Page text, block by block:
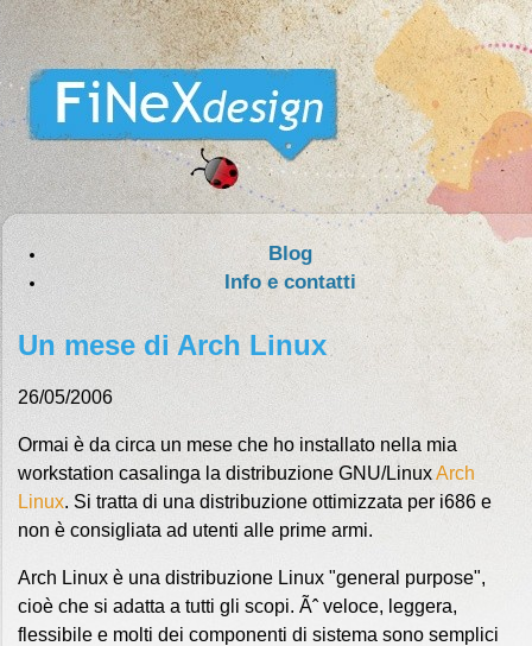
Blog
Info e contatti
Un mese di Arch Linux
26/05/2006
Ormai è da circa un mese che ho installato nella mia
workstation casalinga la distribuzione GNU/LinuxArch
Linux. Si tratta di una distribuzione ottimizzata per i686 e
non è consigliata ad utenti alle prime armi.
Arch Linux è una distribuzione Linux "general purpose",
cioè che si adatta a tutti gli scopi. Ãˆ veloce, leggera,
flessibile e molti dei componenti di sistema sono semplici